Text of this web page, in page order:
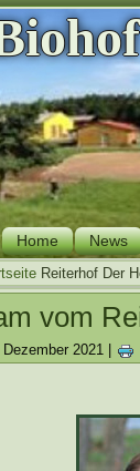
Home News
Reiterhof Der
vom
2021